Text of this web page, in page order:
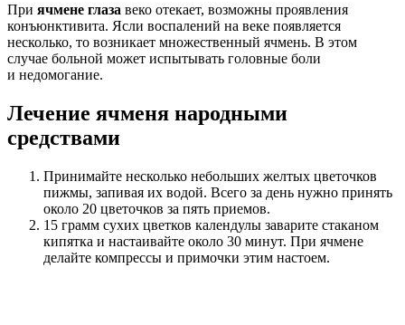
При ячмене глаза веко отекает, возможны проявления
конъюнктивита. Ясли воспалений на веке появляется
несколько, то возникает множественный ячмень. В этом
случае больной может испытывать головные боли
и недомогание.
Лечение ячменя народными
средствами
Принимайте несколько небольших желтых цветочков
пижмы, запивая их водой. Всего за день нужно принять
около 20 цветочков за пять приемов.
15 грамм сухих цветков календулы заварите стаканом
кипятка и настаивайте около 30 минут. При ячмене
делайте компрессы и примочки этим настоем.